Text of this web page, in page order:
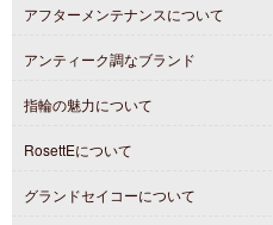
アフターメンテナンスについて
アンティーク調なブランド
指輪の魅力について
RosettEについて
グランドセイコーについて